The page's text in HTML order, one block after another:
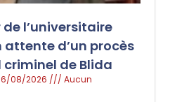
l’universitaire
d’un procès
de Blida
08/2026
Aucun